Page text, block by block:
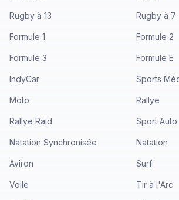
Rugby à 13 Rugby à 7
Formule 1 Formule 2
Formule 3 Formule E
IndyCar Sports
Moto Rallye
Rallye Raid Sport Auto
Natation Synchronisée Natation
Aviron Surf
Voile Tir à l'Arc